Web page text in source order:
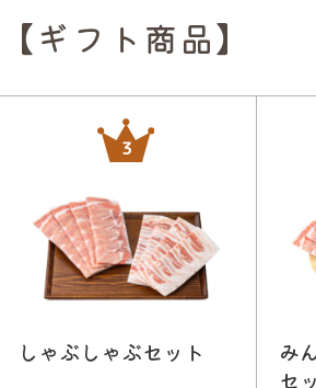
【ギフト商品】
しゃぶしゃぶセット
み
セ